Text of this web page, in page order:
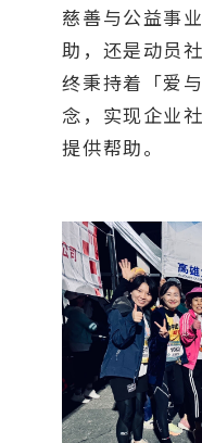
慈善与公益事
助，还是动员
终秉持着「爱
念，实现企业
提供帮助。